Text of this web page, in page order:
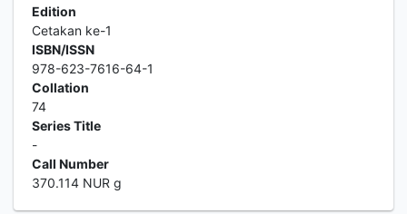
Edition
Cetakan ke-1
ISBN/ISSN
978-623-7616-64-1
Collation
74
Series Title
-
Call Number
370.114 NUR g